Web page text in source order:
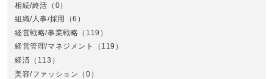
相続/終活 （0）
組織/人事/採用
（6）
経営戦略/事業戦略 （119）
経営管理/マネジメント
（119）
経済 （113）
美容/ファッション （0）